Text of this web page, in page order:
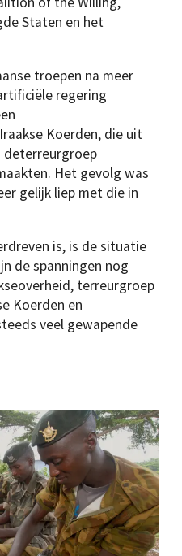
Staten en het
troepen na meer
regering
Koerden, die uit
deterreurgroep
Het gevolg was
gelijk liep met die in
is, is de situatie
de spanningen nog
terreurgroep
Koerden en
veel gewapende